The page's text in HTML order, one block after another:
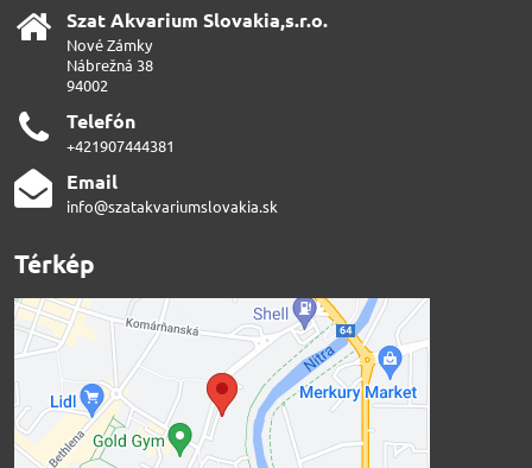
Szat Akvarium Slovakia,s​.r​.o​.
Nové Zámky
Nábrežná 38
94002
Telefón
+421907444381
Email
info@szatakvariumslovakia.sk
Térkép